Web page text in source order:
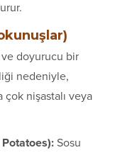
doyurucu bir
nedeniyle,
çok nişastalı veya
Sosu